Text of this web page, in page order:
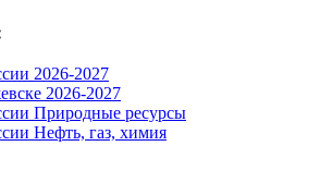
2026-2027
2026-2027
Природные ресурсы
Нефть, газ, химия